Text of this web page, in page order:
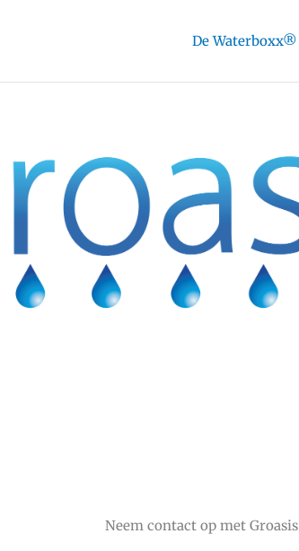
De Waterboxx®
Neem contact op met Groasis